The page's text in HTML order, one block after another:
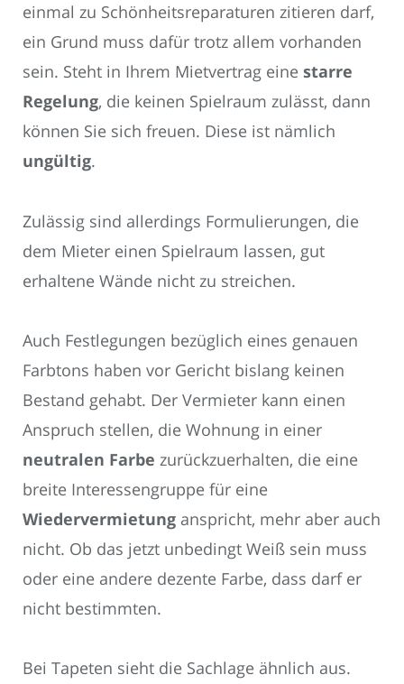
einmal zu Schönheitsreparaturen zitieren darf,
ein Grund muss dafür trotz allem vorhanden
sein. Steht in Ihrem Mietvertrag eine starre
Regelung, die keinen Spielraum zulässt, dann
können Sie sich freuen. Diese ist nämlich
ungültig.
Zulässig sind allerdings Formulierungen, die
dem Mieter einen Spielraum lassen, gut
erhaltene Wände nicht zu streichen.
Auch Festlegungen bezüglich eines genauen
Farbtons haben vor Gericht bislang keinen
Bestand gehabt. Der Vermieter kann einen
Anspruch stellen, die Wohnung in einer
neutralen Farbe zurückzuerhalten, die eine
breite Interessengruppe für eine
Wiedervermietung anspricht, mehr aber auch
nicht. Ob das jetzt unbedingt Weiß sein muss
oder eine andere dezente Farbe, dass darf er
nicht bestimmten.
Bei Tapeten sieht die Sachlage ähnlich aus.